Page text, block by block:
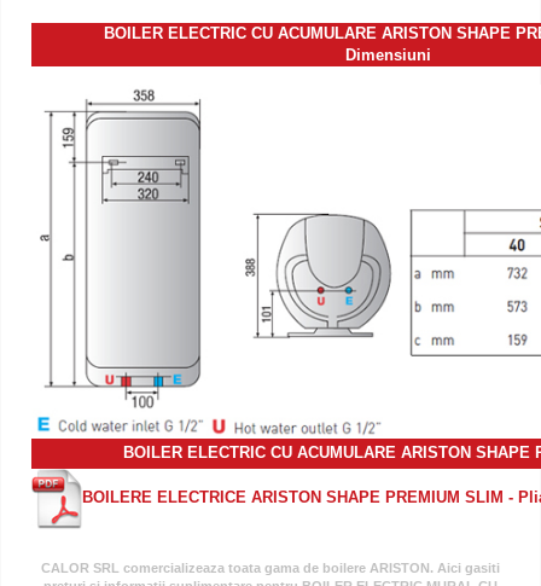
BOILER ELECTRIC CU ACUMULARE ARISTON SHAPE
Dimensiuni
BOILER ELECTRIC CU ACUMULARE ARISTON SHAPE
BOILERE ELECTRICE ARISTON SHAPE PREMIUM SLIM -
CALOR SRL comercializeaza toata gama de boilere ARISTON. Aici gasiti